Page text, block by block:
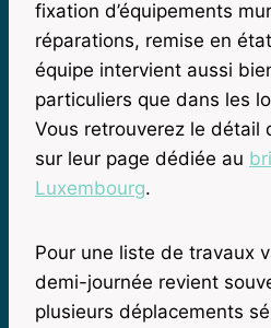
fixation d’équipements
réparations, remise en
équipe intervient aussi
particuliers que dans les
Vous retrouverez le détail
sur leur page dédiée au
Luxembourg.
Pour une liste de travaux
demi-journée revient
plusieurs déplacements